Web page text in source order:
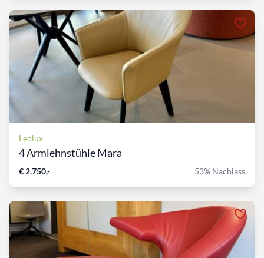
Leolux
4 Armlehnstühle Mara
€ 2.750,- 53% Nachlass